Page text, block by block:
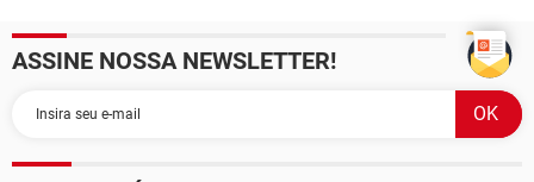
ASSINE NOSSA NEWSLETTER!